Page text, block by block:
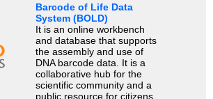
Barcode of Life Data
System (BOLD)
It is an online workbench
and database that supports
the assembly and use of
DNA barcode data. It is a
collaborative hub for the
scientific community and a
public resource for citizens